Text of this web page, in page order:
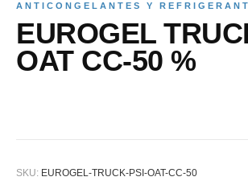
ANTICONGELANTES Y
EUROGEL
OAT CC-50 %
SKU: EUROGEL-TRUCK-PSI-OAT-CC-50